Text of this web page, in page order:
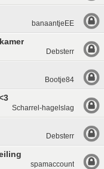
banaantjeEE
Debsterr
Bootje84
Scharrel-hagelslag
Debsterr
spamaccount